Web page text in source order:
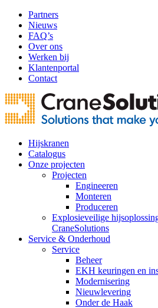
Partners
Nieuws
FAQ’s
Over ons
Werken bij
Klantenportal
Contact
Hijskranen
Catalogus
Onze projecten
Projecten
Engineeren
Monteren
Produceren
Explosieveilige
CraneSolutions
Service & Onderhoud
Service
Beheer
EKH keuringen en
Modernisering
Nieuwlevering
Onder de Haak